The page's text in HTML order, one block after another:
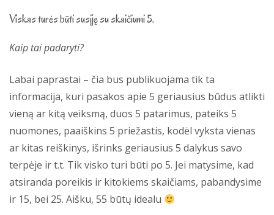
Viskas turės būti susiję su skaičiumi 5.
Kaip tai padaryti?
Labai paprastai – čia bus publikuojama tik ta
informacija, kuri pasakos apie 5 geriausius būdus atlikti
vieną ar kitą veiksmą, duos 5 patarimus, pateiks 5
nuomones, paaiškins 5 priežastis, kodėl vyksta vienas
ar kitas reiškinys, išrinks geriausius 5 dalykus savo
terpėje ir t.t. Tik visko turi būti po 5. Jei matysime, kad
atsiranda poreikis ir kitokiems skaičiams, pabandysime
ir 15, bei 25. Aišku, 55 būtų idealu